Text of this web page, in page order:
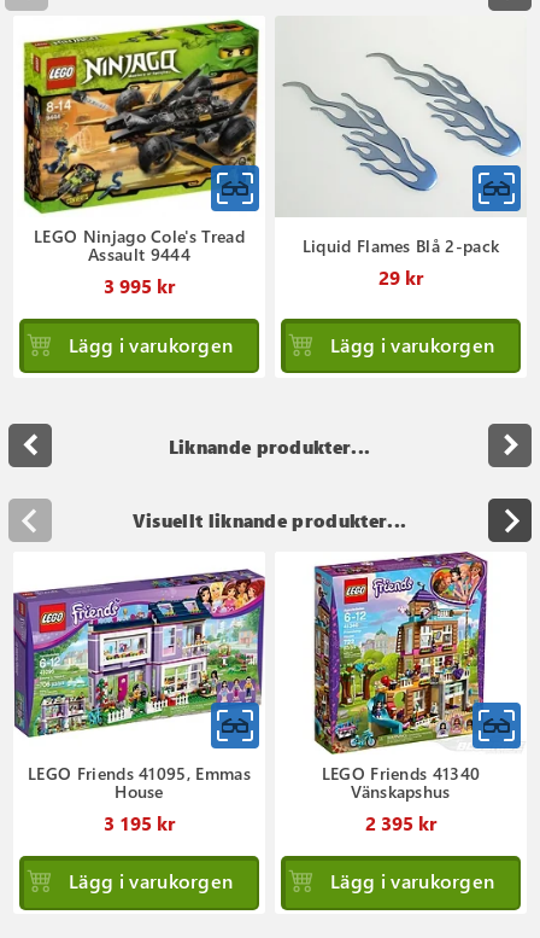
LEGO Ninjago Cole's Tread
Assault 9444
3 995 kr
Lägg i varukorgen
Liquid Flames Blå 2-pack
29 kr
Lägg i varukorgen
Liknande produkter...
navigate_before navigate_next
Visuellt liknande produkter...
LEGO Friends 41095, Emmas
House
3 195 kr
Lägg i varukorgen
LEGO Friends 41340
Vänskapshus
2 395 kr
Lägg i varukorgen